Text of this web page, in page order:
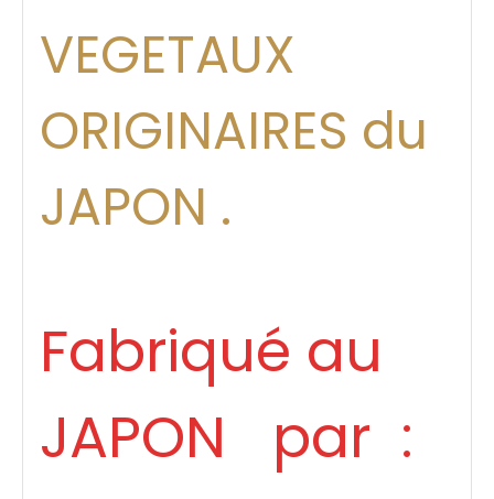
VEGETAUX
ORIGINAIRES du
JAPON .
Fabriqué au
JAPON par :